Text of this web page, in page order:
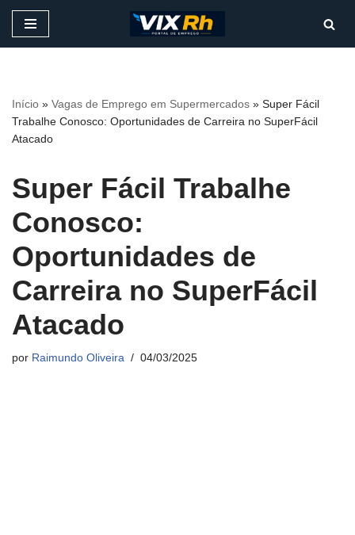
conteúdo
Início » Vagas de Emprego em Supermercados » Super Fácil
Trabalhe Conosco: Oportunidades de Carreira no SuperFácil
Atacado
Super Fácil Trabalhe
Conosco:
Oportunidades de
Carreira no SuperFácil
Atacado
por Raimundo Oliveira 04/03/2025